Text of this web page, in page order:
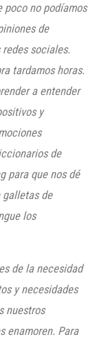
poco no podíamos
de
sociales.
tardamos horas.
a entender
y
de
para que nos dé
galletas de
los
de la necesidad
y necesidades
nuestros
enamoren. Para